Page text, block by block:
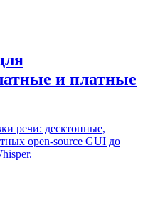
и платные
речи: десктопные,
open-source GUI до